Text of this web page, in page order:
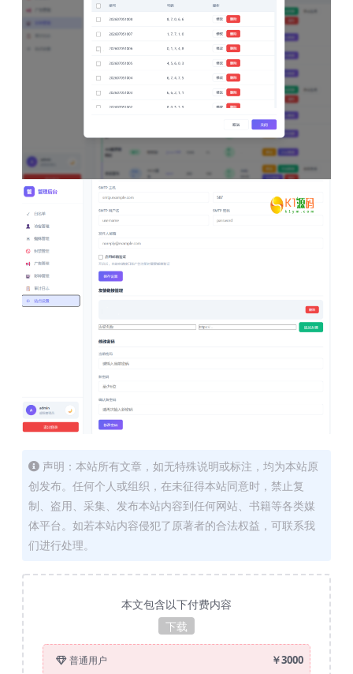
声明：本站所有文章，如无特殊说明或标注，均为本站原
创发布。任何个人或组织，在未征得本站同意时，禁止复
制、盗用、采集、发布本站内容到任何网站、书籍等各类媒
体平台。如若本站内容侵犯了原著者的合法权益，可联系我
们进行处理。
本文包含以下付费内容
下载
普通用户 ￥3000